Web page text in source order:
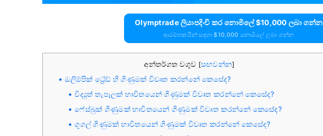
Olymptrade ලියාපදිංචි කර නොමිලේ $10,000 ලබා ගන්න
ආරම්භකයින් සඳහා $10,000 නොමිලේ ලබා ගන්න
අන්තර්ගත වගුව [සඟවන්න]
ඔලිම්පික් ට්‍රේඩ් හි ගිණුමක් විවෘත කරන්නේ කෙසේද?
විද්‍යුත් තැපෑලක් භාවිතයෙන් ගිණුමක් විවෘත කරන්නේ කෙසේද?
ෆේස්බුක් ගිණුමක් භාවිතයෙන් ගිණුමක් විවෘත කරන්නේ කෙසේද?
ගූගල් ගිණුමක් භාවිතයෙන් ගිණුමක් විවෘත කරන්නේ කෙසේද?